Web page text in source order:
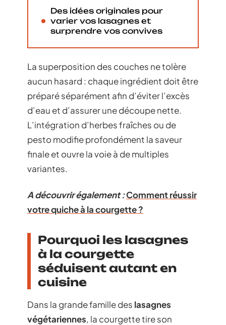
Des idées originales pour
varier vos lasagnes et
surprendre vos convives
La superposition des couches ne tolère
aucun hasard : chaque ingrédient doit être
préparé séparément afin d’éviter l’excès
d’eau et d’assurer une découpe nette.
L’intégration d’herbes fraîches ou de
pesto modifie profondément la saveur
finale et ouvre la voie à de multiples
variantes.
A découvrir également :Comment réussir
votre quiche à la courgette ?
Pourquoi les lasagnes
à la courgette
séduisent autant en
cuisine
Dans la grande famille des lasagnes
végétariennes, la courgette tire son